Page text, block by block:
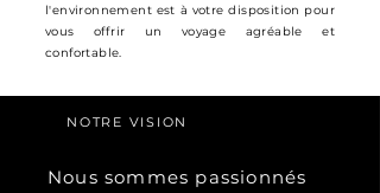
l'environnement est à votre disposition pour
vous offrir un voyage agréable et
confortable.
NOTRE VISION
Nous sommes passionnés